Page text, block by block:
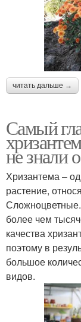
читать дальше →
Самый
не знали
Хризантема –
растение,
более чем
качества
поэтому в
большое
видов.